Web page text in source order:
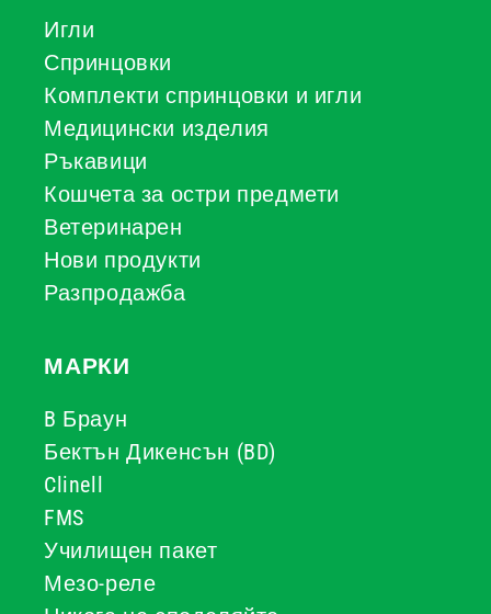
Игли
Спринцовки
Комплекти спринцовки и игли
Медицински изделия
Ръкавици
Кошчета за остри предмети
Ветеринарен
Нови продукти
Разпродажба
МАРКИ
B Браун
Бектън Дикенсън (BD)
Clinell
FMS
Училищен пакет
Мезо-реле